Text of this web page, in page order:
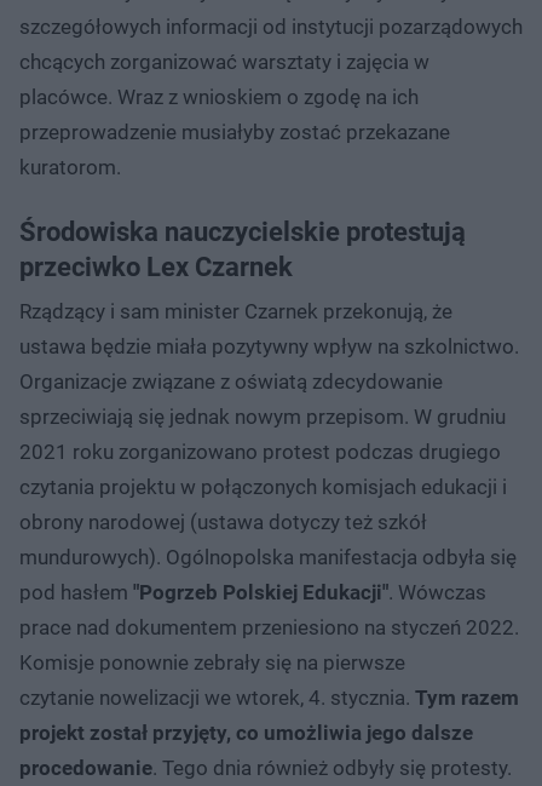
szczegółowych informacji od instytucji pozarządowych
chcących zorganizować warsztaty i zajęcia w
placówce. Wraz z wnioskiem o zgodę na ich
przeprowadzenie musiałyby zostać przekazane
kuratorom.
Środowiska nauczycielskie protestują
przeciwko Lex Czarnek
Rządzący i sam minister Czarnek przekonują, że
ustawa będzie miała pozytywny wpływ na szkolnictwo.
Organizacje związane z oświatą zdecydowanie
sprzeciwiają się jednak nowym przepisom. W grudniu
2021 roku zorganizowano protest podczas drugiego
czytania projektu w połączonych komisjach edukacji i
obrony narodowej (ustawa dotyczy też szkół
mundurowych). Ogólnopolska manifestacja odbyła się
pod hasłem "Pogrzeb Polskiej Edukacji". Wówczas
prace nad dokumentem przeniesiono na styczeń 2022.
Komisje ponownie zebrały się na pierwsze
czytanie nowelizacji we wtorek, 4. stycznia. Tym razem
projekt został przyjęty, co umożliwia jego dalsze
procedowanie. Tego dnia również odbyły się protesty.